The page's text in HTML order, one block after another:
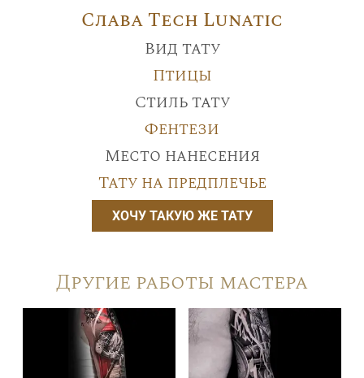
Слава Tech Lunatic
Вид тату
Птицы
Стиль тату
Фентези
Место нанесения
Тату на предплечье
ХОЧУ ТАКУЮ ЖЕ ТАТУ
Другие работы мастера